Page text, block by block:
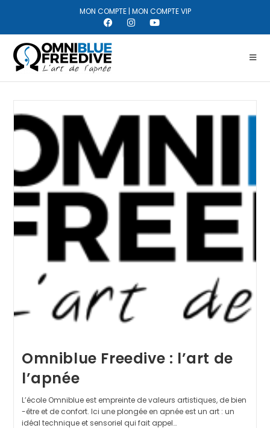
MON COMPTE| MON COMPTE VIP
Omniblue Freedive : l’art de
l’apnée
L’école Omniblue est empreinte de valeurs artistiques, de bien
-être et de confort. Ici une plongée en apnée est un art : un
idéal technique et sensoriel qui fait appel…